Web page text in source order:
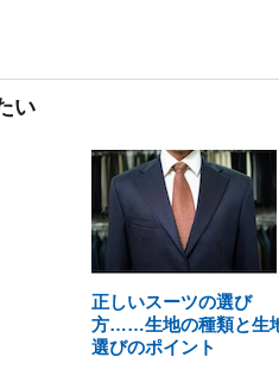
い
正しいスーツの選び
方……生地の種類と生
選びのポイント